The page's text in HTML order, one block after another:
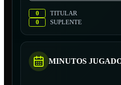
0
TITULAR
0
SUPLENTE
MINUTOS